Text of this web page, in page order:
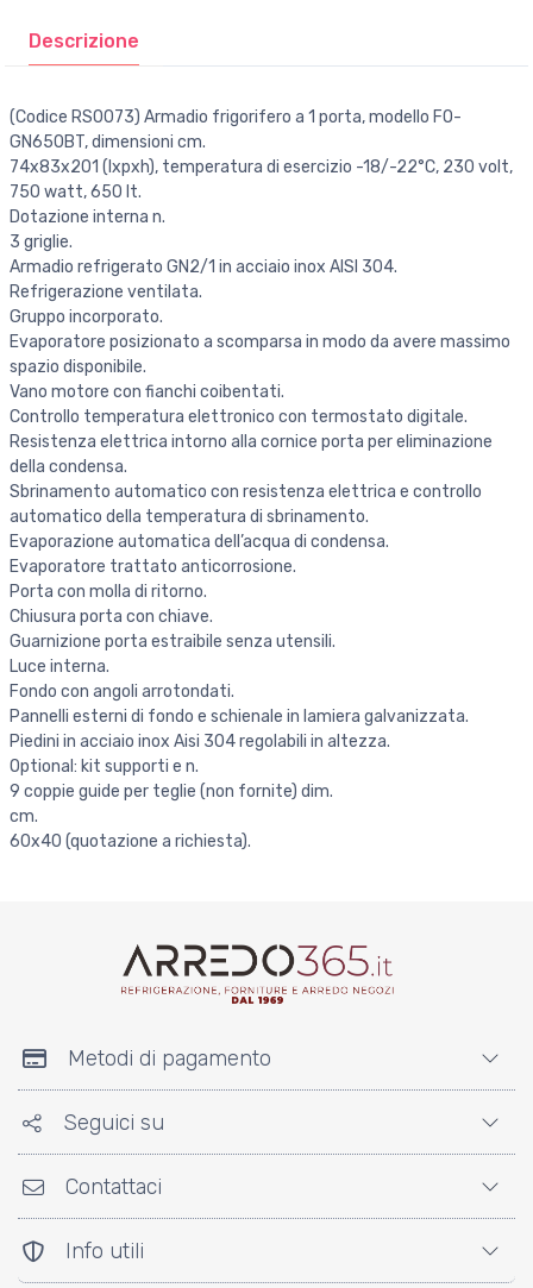
Descrizione
(Codice RS0073) Armadio frigorifero a 1 porta, modello FO-
GN650BT, dimensioni cm.
74x83x201 (lxpxh), temperatura di esercizio -18/-22°C, 230 volt,
750 watt, 650 lt.
Dotazione interna n.
3 griglie.
Armadio refrigerato GN2/1 in acciaio inox AISI 304.
Refrigerazione ventilata.
Gruppo incorporato.
Evaporatore posizionato a scomparsa in modo da avere massimo
spazio disponibile.
Vano motore con fianchi coibentati.
Controllo temperatura elettronico con termostato digitale.
Resistenza elettrica intorno alla cornice porta per eliminazione
della condensa.
Sbrinamento automatico con resistenza elettrica e controllo
automatico della temperatura di sbrinamento.
Evaporazione automatica dell’acqua di condensa.
Evaporatore trattato anticorrosione.
Porta con molla di ritorno.
Chiusura porta con chiave.
Guarnizione porta estraibile senza utensili.
Luce interna.
Fondo con angoli arrotondati.
Pannelli esterni di fondo e schienale in lamiera galvanizzata.
Piedini in acciaio inox Aisi 304 regolabili in altezza.
Optional: kit supporti e n.
9 coppie guide per teglie (non fornite) dim.
cm.
60x40 (quotazione a richiesta).
Metodi di pagamento
Seguici su
Contattaci
Info utili